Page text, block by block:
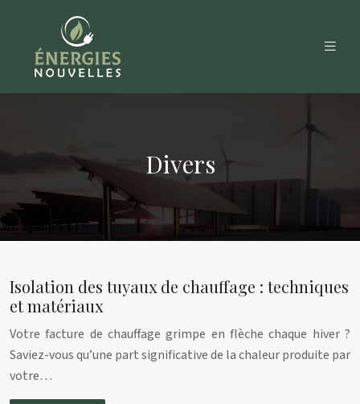
Divers
Isolation des tuyaux de chauffage : techniques
et matériaux
Votre facture de chauffage grimpe en flèche chaque hiver ?
Saviez-vous qu’une part significative de la chaleur produite par
votre…